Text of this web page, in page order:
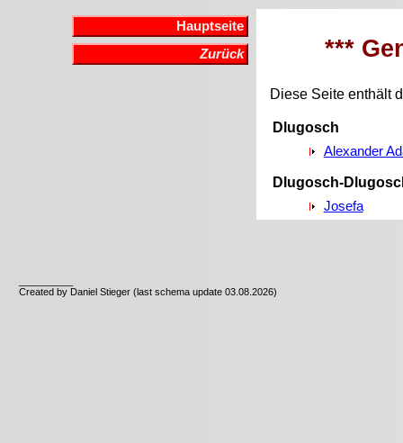
Hauptseite
Zurück
***
Diese Seite enthält
Dlugosch
Alexander
Dlugosch-
Josefa
Created by Daniel Stieger (last schema update 03.08.2026)